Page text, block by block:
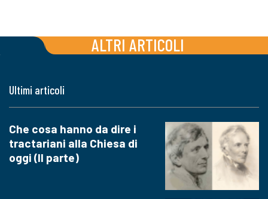
ALTRI ARTICOLI
Ultimi articoli
Che cosa hanno da dire i
tractariani alla Chiesa di
oggi (II parte)